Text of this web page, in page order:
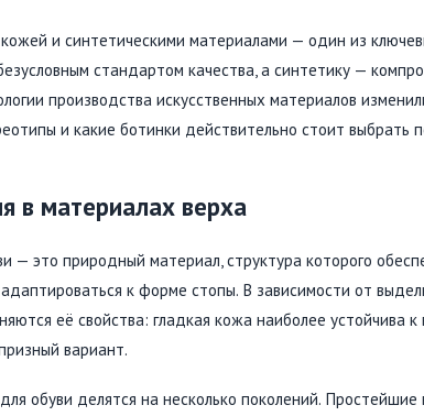
и синтетическими материалами — один из
стандартом качества, а синтетику —
производства искусственных материалов
и какие ботинки действительно стоит выбрать
в материалах верха
— это природный материал, структура которого
к форме стопы. В зависимости от
её свойства: гладкая кожа наиболее устойчива к
вариант.
обуви делятся на несколько поколений.